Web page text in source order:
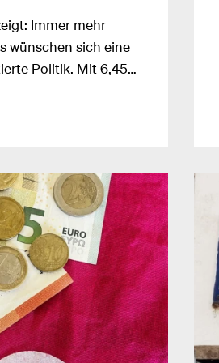
Immer mehr
wünschen sich eine
Politik. Mit 6,45
bisher beste
Team.